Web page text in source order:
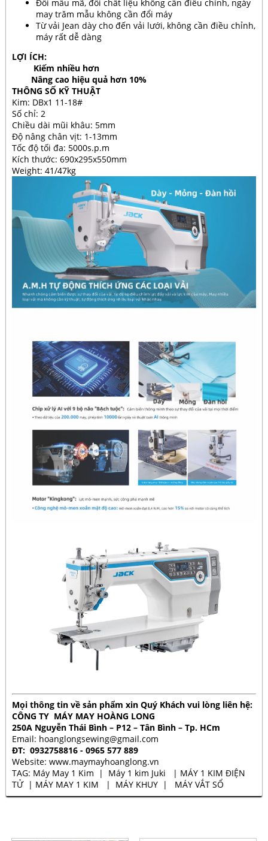
Đổi mẫu mã, đổi chất liệu không cần điều chỉnh, ngày
may trăm mẫu không cần đổi máy
Từ vải Jean dày cho đến vải lưới, không cần điều chỉnh,
máy rất dễ dàng
LỢI ÍCH:
Kiếm nhiều hơn
Nâng cao hiệu quả hơn 10%
THÔNG SỐ KỸ THUẬT
Kim: DBx1 11-18#
Số chỉ: 2
Chiều dài mũi khâu: 5mm
Độ nâng chân vịt: 1-13mm
Tốc độ tối đa: 5000s.p.m
Kích thước: 690x295x550mm
Weight: 41/47kg
Mọi thông tin về sản phẩm xin Quý Khách vui lòng liên hệ:
CÔNG TY MÁY MAY HOÀNG LONG
250A Nguyễn Thái Bình – P12 – Tân Bình – Tp. HCm
Email: hoanglongsewing@gmail.com
ĐT: 0932758816 - 0965 577 889
Website: www.maymayhoanglong.vn
TAG: Máy May 1 Kim | Máy 1 kim Juki | MÁY 1 KIM ĐIỆN
TỬ| MÁY MAY 1 KIM | MÁY KHUY | MÁY VẮT SỔ